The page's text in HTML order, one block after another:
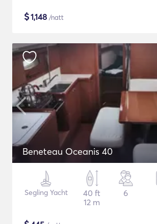
$1,148 /natt
Beneteau Oceanis 40
Segling Yacht
40 ft
12 m
6